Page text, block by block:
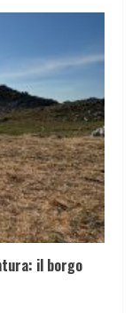
il borgo